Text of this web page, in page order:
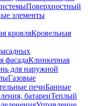
Поверхностный
элементы
кровляКровельная
фасадаКлинкерная
для наружной
Газовые
печиБанные
батареиТеплый